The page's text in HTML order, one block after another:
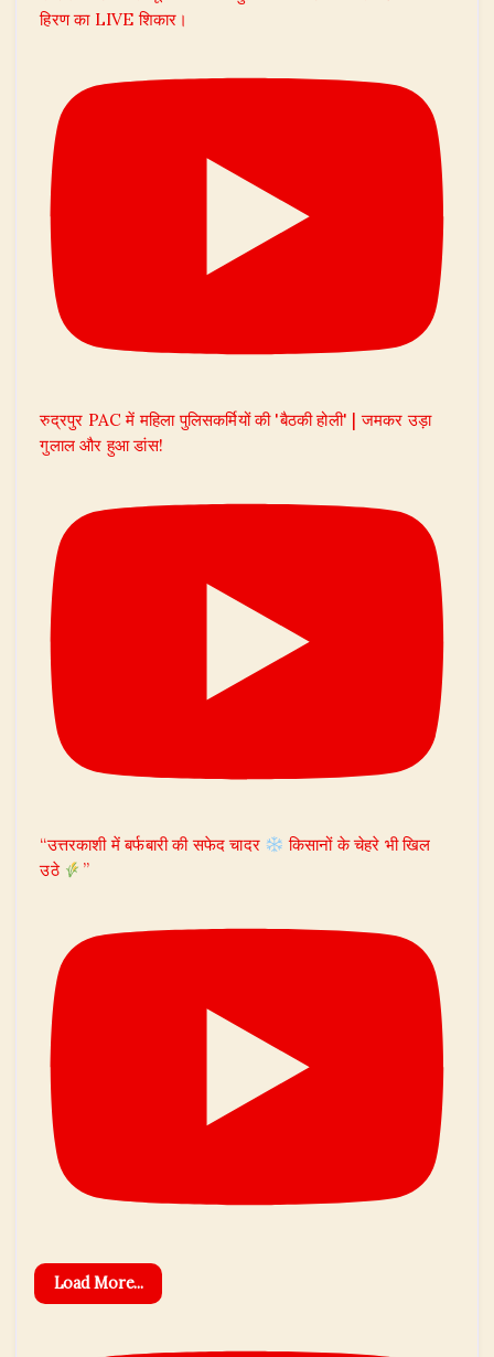
हिरण का LIVE शिकार।
रुद्रपुर PAC में महिला पुलिसकर्मियों की 'बैठकी होली' | जमकर उड़ा
गुलाल और हुआ डांस!
“उत्तरकाशी में बर्फबारी की सफेद चादर
किसानों के चेहरे भी खिल
उठे
”
Load More...